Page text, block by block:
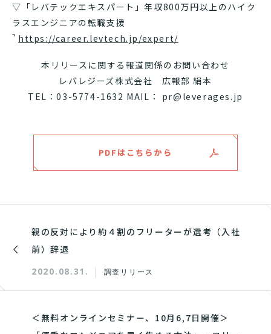
▽「レバテックエキスパート」年収800万円以上のハイク
ラスエンジニアの転職支援
https://career.levtech.jp/expert/
本リリースに関する報道関係のお問い合わせ
レバレジーズ株式会社 広報部 絹本
TEL：03-5774-1632 MAIL： pr@leverages.jp
PDFはこちらから
親の反対により約４割のフリーターが選考（入社
前）辞退
2020.08.31. 調査リリース
＜無料オンラインセミナー、10月6,7日開催＞